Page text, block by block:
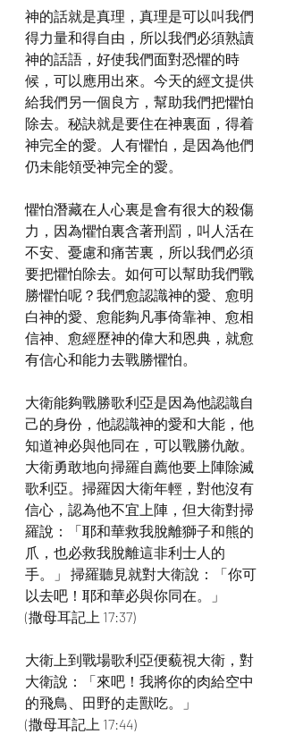
神的話就是真理，真理是可以叫我們
得力量和得自由，所以我們必須熟讀
神的話語，好使我們面對恐懼的時
候，可以應用出來。今天的經文提供
給我們另一個良方，幫助我們把懼怕
除去。秘訣就是要住在神裏面，得着
神完全的愛。人有懼怕，是因為他們
仍未能領受神完全的愛。
懼怕潛藏在人心裏是會有很大的殺傷
力，因為懼怕裏含著刑罰，叫人活在
不安、憂慮和痛苦裏，所以我們必須
要把懼怕除去。如何可以幫助我們戰
勝懼怕呢？我們愈認識神的愛、愈明
白神的愛、愈能夠凡事倚靠神、愈相
信神、愈經歷神的偉大和恩典，就愈
有信心和能力去戰勝懼怕。
大衛能夠戰勝歌利亞是因為他認識自
己的身份，他認識神的愛和大能，他
知道神必與他同在，可以戰勝仇敵。
大衛勇敢地向掃羅自薦他要上陣除滅
歌利亞。掃羅因大衛年輕，對他沒有
信心，認為他不宜上陣，但大衛對掃
羅說：「耶和華救我脫離獅子和熊的
爪，也必救我脫離這非利士人的
手。」 掃羅聽見就對大衛說：「你可
以去吧！耶和華必與你同在。」
(撒母耳記上 17:37)
大衛上到戰場歌利亞便藐視大衛，對
大衛說：「來吧！我將你的肉給空中
的飛鳥、田野的走獸吃。」
(撒母耳記上 17:44)